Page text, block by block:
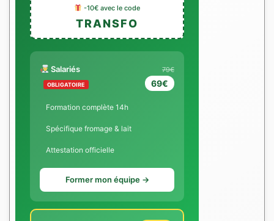
-10€ avec le code
TRANSFO
Salariés
OBLIGATOIRE
79€
69€
Formation complète 14h
Spécifique fromage & lait
Attestation officielle
Former mon équipe →